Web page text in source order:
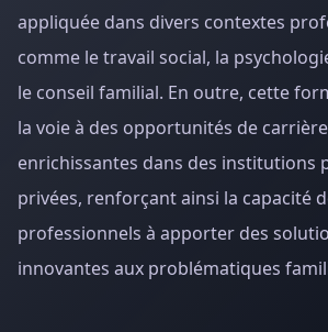
appliquée dans divers contextes
comme le travail social, la
le conseil familial. En outre, cette
la voie à des opportunités de carrière
enrichissantes dans des institutions
privées, renforçant ainsi la capacité
professionnels à apporter des
innovantes aux problématiques